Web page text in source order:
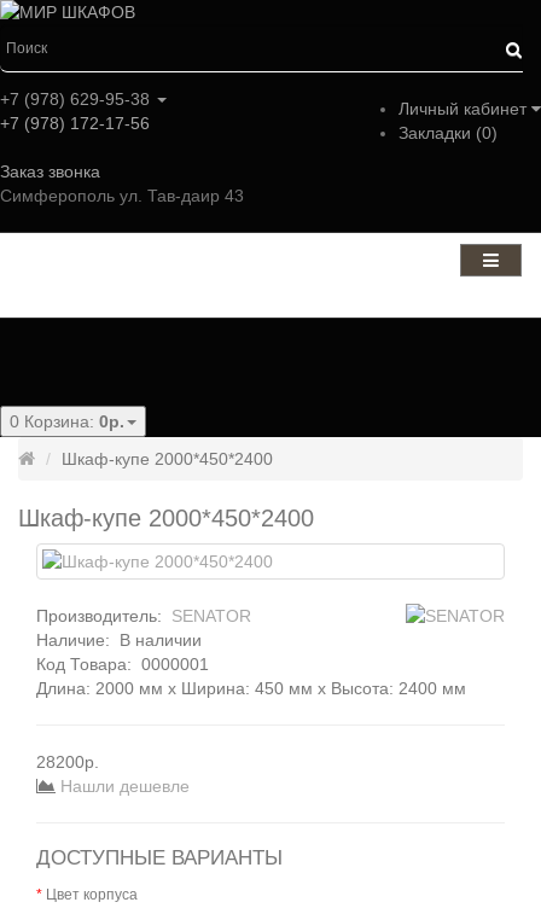
Личный кабинет
Закладки (0)
+7 (978) 629-95-38
+7 (978) 172-17-56
Заказ звонка
Симферополь ул. Тав-даир 43
0 Корзина: 0р.
Шкаф-купе 2000*450*2400
Шкаф-купе 2000*450*2400
Производитель:
SENATOR
Наличие: В наличии
Код Товара: 0000001
Длина: 2000 мм x Ширина: 450 мм x Высота: 2400 мм
28200р.
Нашли дешевле
ДОСТУПНЫЕ ВАРИАНТЫ
Цвет корпуса